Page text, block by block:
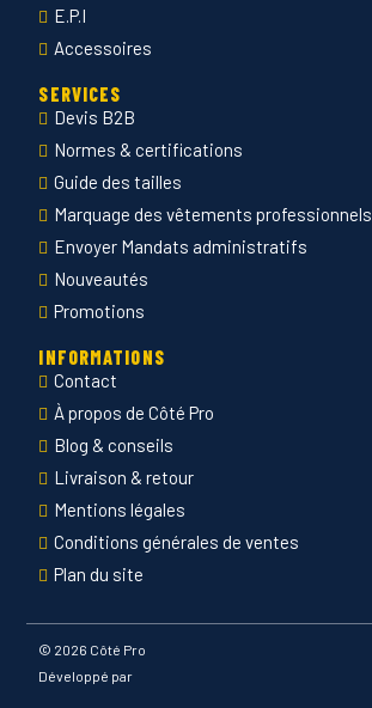
E.P.I
Accessoires
SERVICES
Devis B2B
Normes & certifications
Guide des tailles
Marquage des vêtements professionnels
Envoyer Mandats administratifs
Nouveautés
Promotions
INFORMATIONS
Contact
À propos de Côté Pro
Blog & conseils
Livraison & retour
Mentions légales
Conditions générales de ventes
Plan du site
© 2026 Côté Pro
Développé par